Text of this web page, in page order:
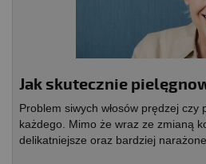
Jak skutecznie
Problem siwych włosów prędzej czy
każdego. Mimo że wraz ze zmianą
delikatniejsze oraz bardziej narażone